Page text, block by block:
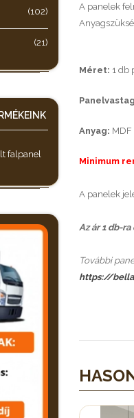
A panelek
Méret: 1 db
Anyag: MDF
Minimum
A panelek
Az ár 1 db-
További
https://
(102)
(21)
falpanel